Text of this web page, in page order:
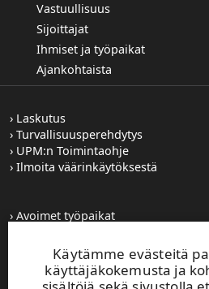
Käytämme evästeitä
käyttäjäkokemusta ja
Vastuullisuus
Sijoittajat
Ihmiset ja työpaikat
Ajankohtaista
Laskutus
Turvallisuusperehdytys
UPM:n Toimintaohje
Ilmoita väärinkäytöksestä
Avoimet työpaikat
Tilaa tiedotteet
Toiminta-alueemme